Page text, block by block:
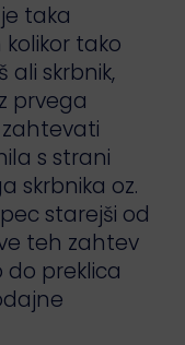
taka
tako
ali skrbnik,
prvega
s strani
skrbnika oz.
starejši od
teh zahtev
do preklica